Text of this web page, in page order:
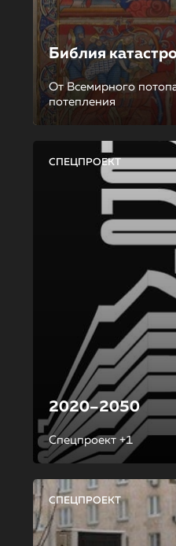
Библия
От Всемирного
потепления
СПЕЦПРОЕКТ
2020–2050
Спецпроект +1
СПЕЦПРОЕКТ